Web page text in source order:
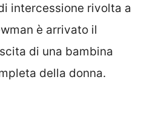
intercessione rivolta a
è arrivato il
di una bambina
della donna.